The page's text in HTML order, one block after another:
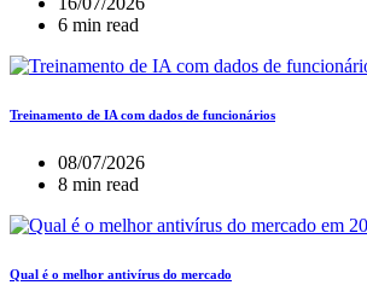
6 min read
Treinamento de IA com dados de funcionários
08/07/2026
8 min read
Qual é o melhor antivírus do mercado